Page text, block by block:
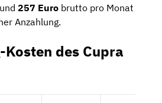
257 Euro brutto pro Monat
Anzahlung.
Kosten des Cupra